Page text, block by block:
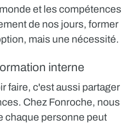
et les compétences
de nos jours, former
mais une nécessité.
interne
faire, c'est aussi partager
Chez Fonroche, nous
chaque personne peut